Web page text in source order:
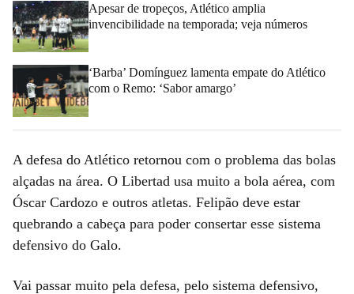
Apesar de tropeços, Atlético amplia
invencibilidade na temporada; veja números
‘Barba’ Domínguez lamenta empate do Atlético
com o Remo: ‘Sabor amargo’
A defesa do Atlético retornou com o problema das bolas
alçadas na área. O Libertad usa muito a bola aérea, com
Óscar Cardozo e outros atletas. Felipão deve estar
quebrando a cabeça para poder consertar esse sistema
defensivo do Galo.
Vai passar muito pela defesa, pelo sistema defensivo,